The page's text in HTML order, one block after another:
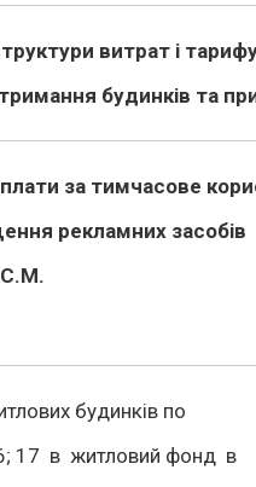
витрат і
будинків та
за тимчасове
рекламних засобів
будинків по
17 в житловий фонд в